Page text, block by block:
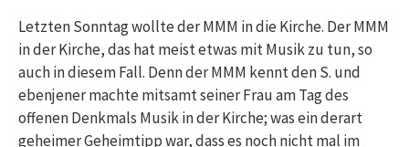
Letzten Sonntag wollte der MMM in die Kirche. Der MMM
in der Kirche, das hat meist etwas mit Musik zu tun, so
auch in diesem Fall. Denn der MMM kennt den S. und
ebenjener machte mitsamt seiner Frau am Tag des
offenen Denkmals Musik in der Kirche; was ein derart
geheimer Geheimtipp war, dass es noch nicht mal im